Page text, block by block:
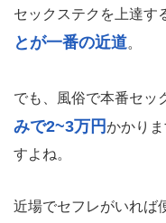
セックステクを上達す
とが一番の近道。
でも、風俗で本番セッ
みで2~3万円かかり
すよね。
近場でセフレがいれば